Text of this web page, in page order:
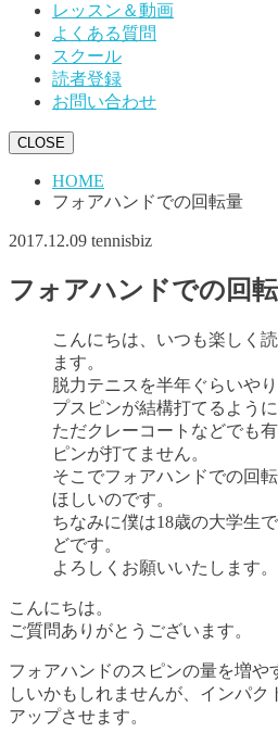
レッスン＆動画
よくある質問
スクール
読者登録
お問い合わせ
CLOSE
HOME
フォアハンドでの回転量
2017.12.09 tennisbiz
フォアハンドでの回
こんにちは、いつも楽しく
ます。
脱力テニスを半年ぐらいや
プスピンが結構打てるよう
ただクレーコートなどでも
ピンが打てません。
そこでフォアハンドでの回
ほしいのです。
ちなみに僕は18歳の大学生
どです。
よろしくお願いいたします。
こんにちは。
ご質問ありがとうございます。
フォアハンドのスピンの量を増や
しいかもしれませんが、インパク
アップさせます。